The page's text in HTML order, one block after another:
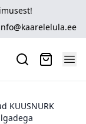
KUUSNURK